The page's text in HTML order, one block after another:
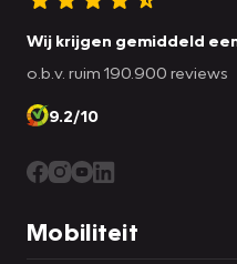
Wij krijgen gemiddeld
o.b.v. ruim 190.900 reviews
9.2/10
Mobiliteit